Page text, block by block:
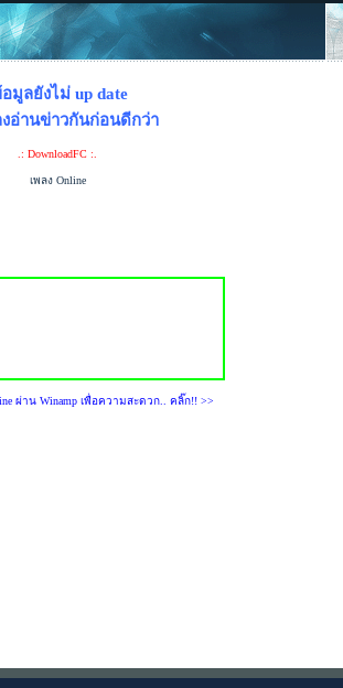
มูลยังไม่ up date
งอ่านข่าวกันก่อนดีกว่า
.: DownloadFC :.
เพลง Online
ผ่าน Winamp เพื่อความสะดวก.. คลิ๊ก!! >>